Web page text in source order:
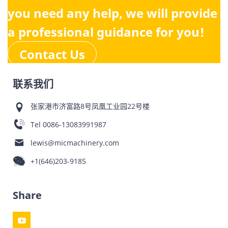
you need any help, we will provide
a professional guidance for you!
Contact Us
联系我们
张家港市济富路8号凤凰工业园22号楼
Tel 0086-13083991987
lewis@micmachinery.com
+1(646)203-9185
Share